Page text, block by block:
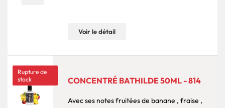
Voir le détail
Rupture de
stock
CONCENTRÉ BATHILDE 50ML - 814
Avec ses notes fruitées de banane , fraise ,